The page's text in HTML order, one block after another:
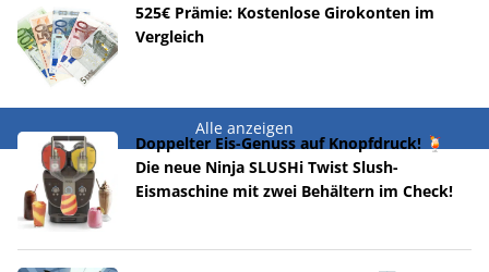
525€ Prämie: Kostenlose Girokonten im
Vergleich
Alle anzeigen
Doppelter Eis-Genuss auf Knopfdruck! 🍹
Die neue Ninja SLUSHi Twist Slush-
Eismaschine mit zwei Behältern im Check!